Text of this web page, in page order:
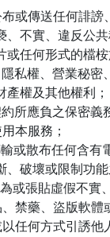
或傳送任何誹謗
、不實、違反公
或任何形式的檔桉
私權、營業秘密
權及其他權利；
所應負之保密義
本服務；
或散布任何含有
、破壞或限制功能
或張貼虛假不實
禁藥、盜版軟體
任何方式引誘他